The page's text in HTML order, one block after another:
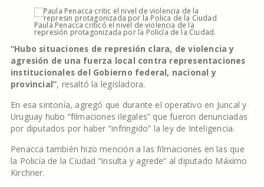
Paula Penacca criticó el nivel de violencia de la
represión protagonizada por la Policía de la Ciudad.
“Hubo situaciones de represión clara, de violencia y
agresión de una fuerza local contra representaciones
institucionales del Gobierno federal, nacional y
provincial”, resaltó la legisladora.
En esa sintonía, agregó que durante el operativo en Juncal y
Uruguay hubo “filmaciones ilegales” que fueron denunciadas
por diputados por haber “infringido” la ley de Inteligencia.
Penacca también hizo mención a las filmaciones en las que
la Policía de la Ciudad “insulta y agrede” al diputado Máximo
Kirchner.